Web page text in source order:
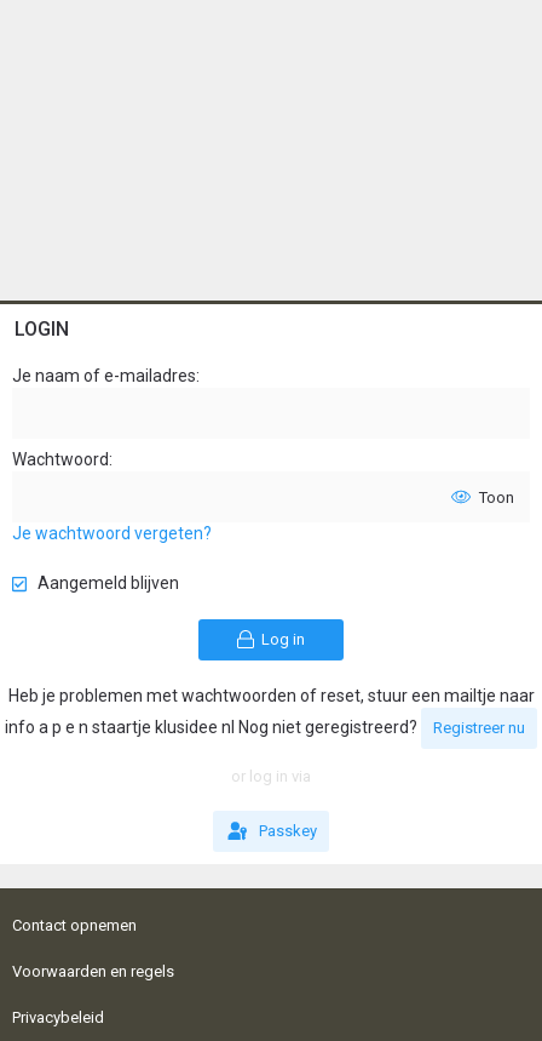
LOGIN
Je naam of e-mailadres
Wachtwoord
Toon
Je wachtwoord vergeten?
Aangemeld blijven
Log in
Heb je problemen met wachtwoorden of reset, stuur een mailtje naar
info a p e n staartje klusidee nl Nog niet geregistreerd?
Registreer nu
or log in via
Passkey
Contact opnemen
Voorwaarden en regels
Privacybeleid